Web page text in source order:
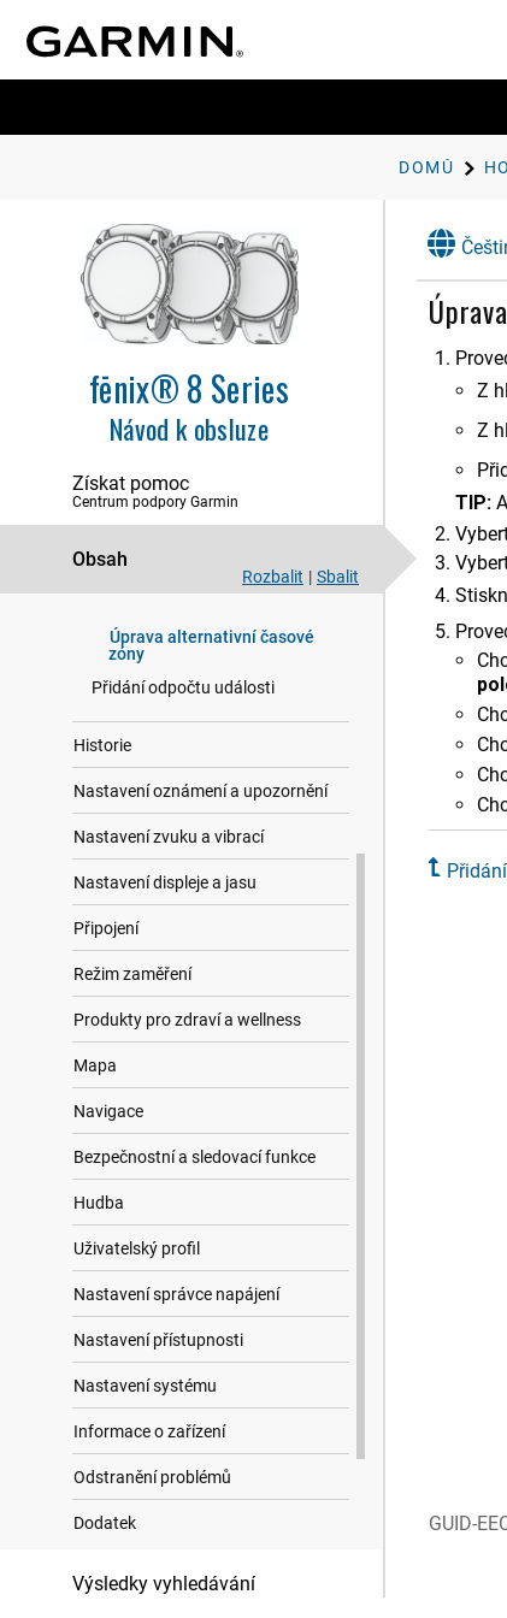
DOMŮ
fēnix® 8 Series
Návod k obsluze
Získat pomoc
Centrum podpory Garmin
Obsah
Rozbalit | Sbalit
Úvod
Aplikace a aktivity
Stručné doplňky
Nastavení budíku
Použití stopek
Přidání alternativních časových
Úprava alternativní časové
zóny
Přidání odpočtu události
Historie
Nastavení oznámení a upozornění
Nastavení zvuku a vibrací
Nastavení displeje a jasu
Připojení
Režim zaměření
Produkty pro zdraví a wellness
Mapa
Navigace
Bezpečnostní a sledovací funkce
Hudba
Uživatelský profil
Nastavení správce napájení
Nastavení přístupnosti
Nastavení systému
Informace o zařízení
Odstranění problémů
Dodatek
Výsledky vyhledávání
Z
Z
TIP:
GUID-